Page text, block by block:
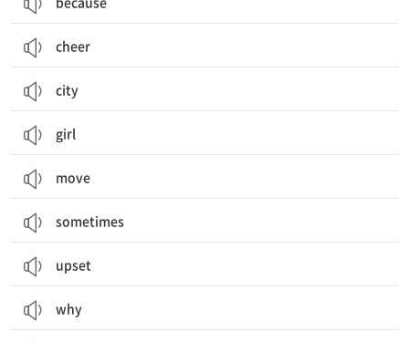
cheer
city
girl
move
sometimes
upset
why